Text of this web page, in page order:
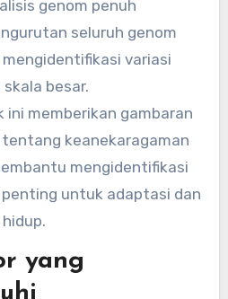
genom penuh
seluruh genom
variasi
besar.
ini memberikan gambaran
keanekaragaman
mengidentifikasi
untuk adaptasi dan
yang